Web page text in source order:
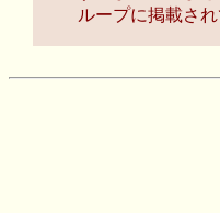
ループに掲載さ